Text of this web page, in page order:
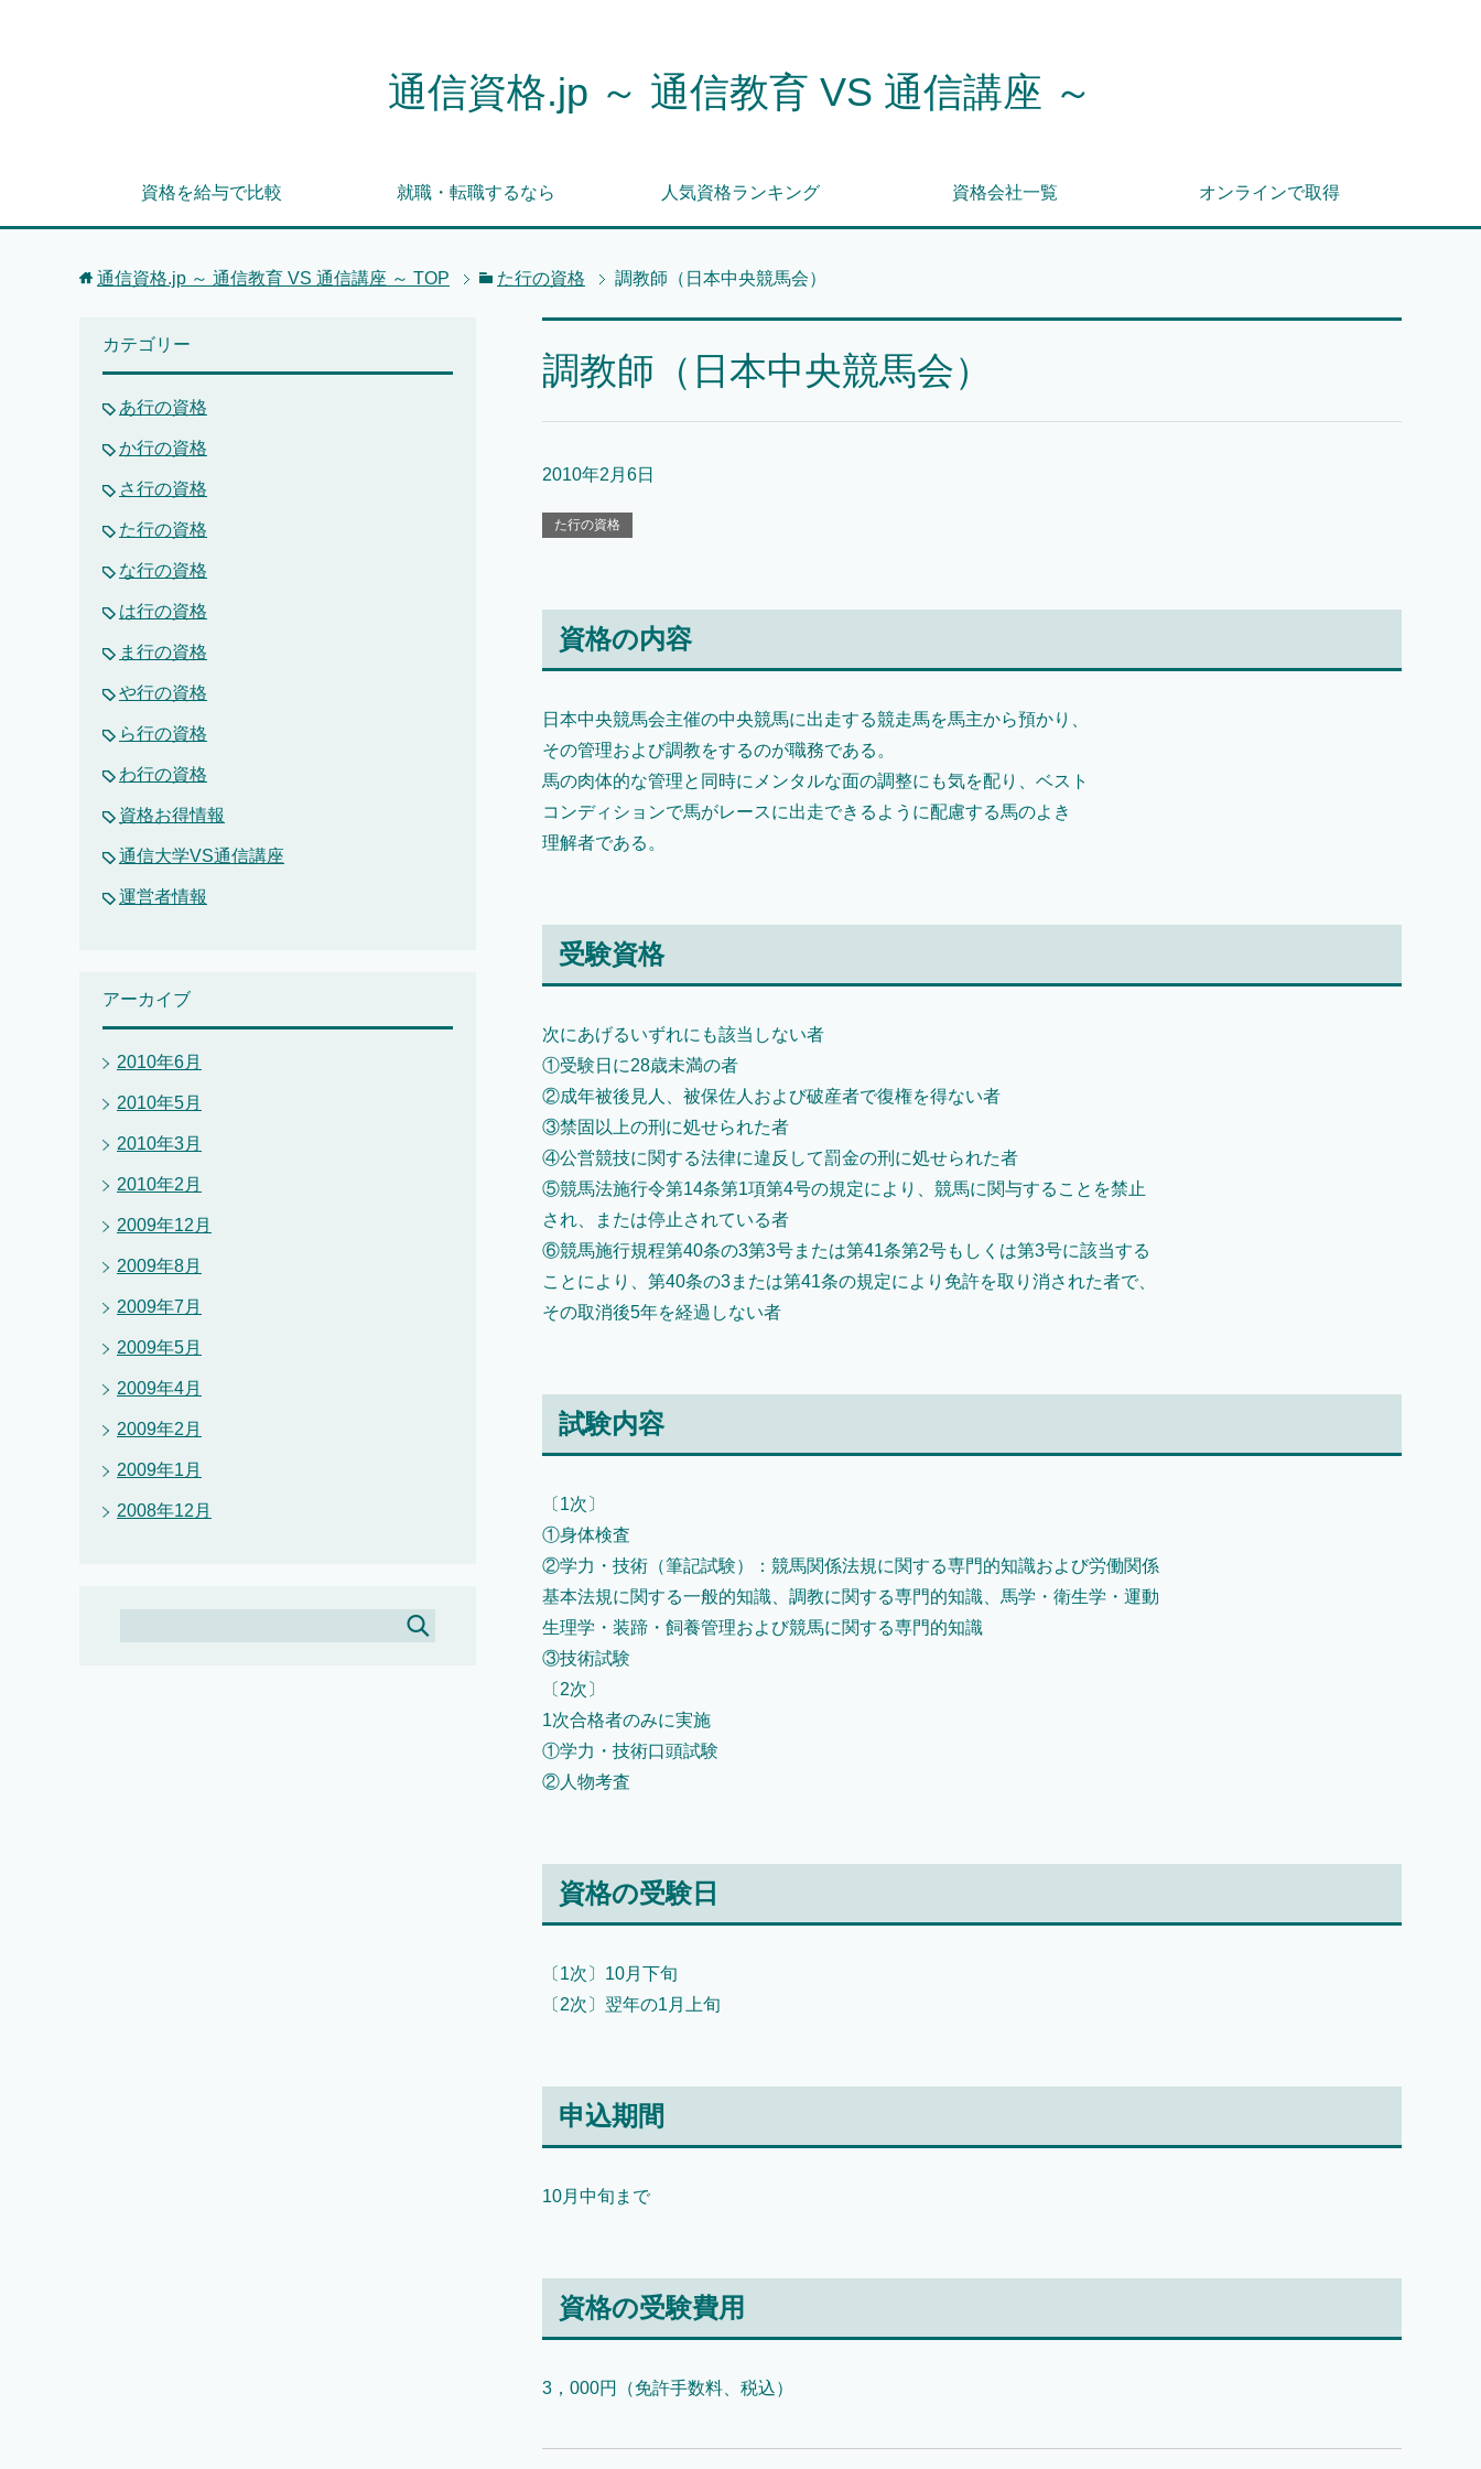
通信資格.jp ～ 通信教育 VS 通信講座 ～
資格を給与で比較 就職・転職するなら 人気資格ランキング 資格会社一覧 オンラインで取得
通信資格.jp ～ 通信教育 VS 通信講座 ～ TOP た行の資格 調教師（日本中央競馬会）
調教師（日本中央競馬会）
2010年2月6日
た行の資格
資格の内容
日本中央競馬会主催の中央競馬に出走する競走馬を馬主から預かり、
その管理および調教をするのが職務である。
馬の肉体的な管理と同時にメンタルな面の調整にも気を配り、ベスト
コンディションで馬がレースに出走できるように配慮する馬のよき
理解者である。
受験資格
次にあげるいずれにも該当しない者
①受験日に28歳未満の者
②成年被後見人、被保佐人および破産者で復権を得ない者
③禁固以上の刑に処せられた者
④公営競技に関する法律に違反して罰金の刑に処せられた者
⑤競馬法施行令第14条第1項第4号の規定により、競馬に関与することを禁止
され、または停止されている者
⑥競馬施行規程第40条の3第3号または第41条第2号もしくは第3号に該当する
ことにより、第40条の3または第41条の規定により免許を取り消された者で、
その取消後5年を経過しない者
試験内容
〔1次〕
①身体検査
②学力・技術（筆記試験）：競馬関係法規に関する専門的知識および労働関係
基本法規に関する一般的知識、調教に関する専門的知識、馬学・衛生学・運動
生理学・装蹄・飼養管理および競馬に関する専門的知識
③技術試験
〔2次〕
1次合格者のみに実施
①学力・技術口頭試験
②人物考査
資格の受験日
〔1次〕10月下旬
〔2次〕翌年の1月上旬
申込期間
10月中旬まで
資格の受験費用
3，000円（免許手数料、税込）
カテゴリー
あ行の資格
か行の資格
さ行の資格
た行の資格
な行の資格
は行の資格
ま行の資格
や行の資格
ら行の資格
わ行の資格
資格お得情報
通信大学VS通信講座
運営者情報
アーカイブ
2010年6月
2010年5月
2010年3月
2010年2月
2009年12月
2009年8月
2009年7月
2009年5月
2009年4月
2009年2月
2009年1月
2008年12月